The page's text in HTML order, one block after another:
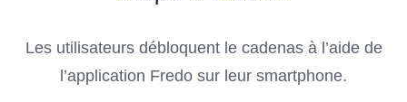
Les utilisateurs débloquent le cadenas à l’aide de
l’application Fredo sur leur smartphone.